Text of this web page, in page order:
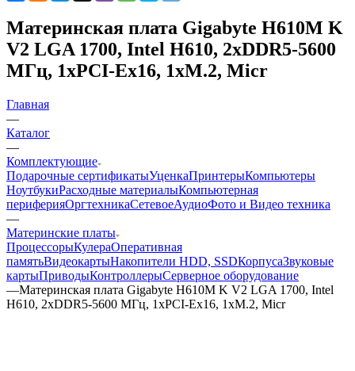
Материнская плата Gigabyte H610M K
V2 LGA 1700, Intel H610, 2xDDR5-5600
МГц, 1xPCI-Ex16, 1xM.2, Micr
Главная
—
Каталог
—
Комплектующие
Подарочные сертификатыУценкаПринтерыКомпьютеры
НоутбукиРасходные материалыКомпьютерная
периферияОргтехникаСетевоеАудиоФото и Видео техника
—
Материнские платы
ПроцессорыКулераОперативная
памятьВидеокартыНакопители HDD, SSDКорпусаЗвуковые
картыПриводыКонтроллерыCерверное оборудование
—Материнская плата Gigabyte H610M K V2 LGA 1700, Intel
H610, 2xDDR5-5600 МГц, 1xPCI-Ex16, 1xM.2, Micr